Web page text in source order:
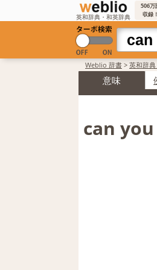
英和辞典・和英辞典
506万
収録！
Weblio 辞書 > 英和辞
意味
can